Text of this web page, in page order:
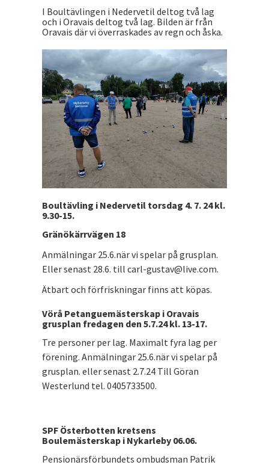
I Boultävlingen i Nedervetil deltog två lag
och i Oravais deltog två lag. Bilden är från
Oravais där vi överraskades av regn och åska.
Boultävling i Nedervetil torsdag 4. 7. 24 kl.
9.30-15.
Gränökärrvägen 18
Anmälningar 25.6.när vi spelar på grusplan.
Eller senast 28.6. till carl-gustav@live.com.
Ätbart och förfriskningar finns att köpas.
Vörå Petanguemästerskap i Oravais
grusplan fredagen den 5.7.24 kl. 13-17.
Tre personer per lag. Maximalt fyra lag per
förening. Anmälningar 25.6.när vi spelar på
grusplan. eller senast 2.7.24 Till Göran
Westerlund tel. 0405733500.
SPF Österbotten kretsens
Boulemästerskap i Nykarleby 06.06.
Pensionärsförbundets ombudsman Patrik